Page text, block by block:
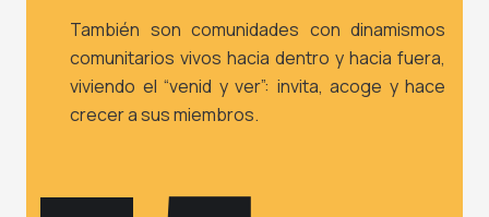
También son comunidades con dinamismos
comunitarios vivos hacia dentro y hacia fuera,
viviendo el “venid y ver”: invita, acoge y hace
crecer a sus miembros.